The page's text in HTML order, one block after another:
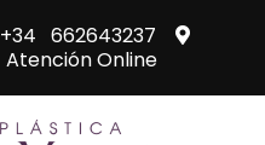
+34 662643237
Atención Online